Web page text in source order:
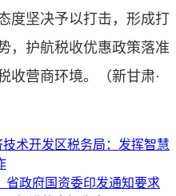
度坚决予以打击，形成打
，护航税收优惠政策落准
收营商环境。（新甘肃·
术开发区税务局：发挥智慧
省政府国资委印发通知要求